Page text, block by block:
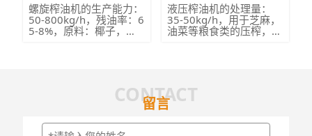
螺旋榨油机的生产能力：
50-800kg/h，残油率：6
5-8%，原料：椰子，芝
液压榨油机的处理量：
35-50kg/h，用于芝麻，
油菜等粮食类的压榨，轻
留言
CONTACT